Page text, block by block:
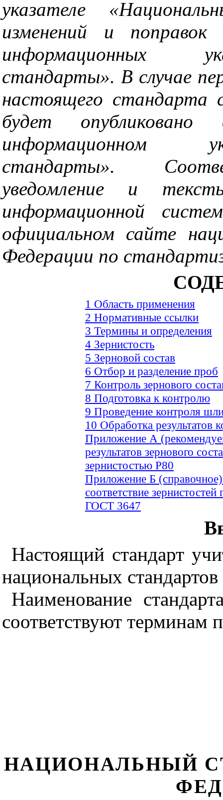
указателе
изменений и
информационных
стандарты». В случае
настоящего стандарта
будет
информационном
стандарты».
уведомление и
информационной
официальном сайте
Федерации по
1 Область применения
2 Нормативные ссылки
3 Термины и определения
4 Зернистость
5 Зерновой состав
6 Отбор и разделение проб
7 Контроль зернового
8 Подготовка к контролю
9 Проведение контроля
10 Обработка результатов
Приложение А
результатов зернового
зернистостью Р80
Приложение Б (справочное)
соответствие
ГОСТ 3647
Настоящий стандарт
национальных
Наименование
соответствуют
НАЦИОНАЛЬНЫЙ